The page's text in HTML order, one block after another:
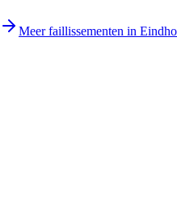
Meer faillissementen in